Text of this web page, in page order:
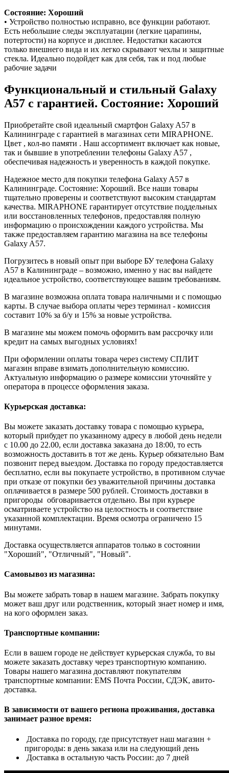
Состояние: Хороший
• Устройство полностью исправно, все функции работают.
Есть небольшие следы эксплуатации (легкие царапины,
потертости) на корпусе и дисплее. Недостатки касаются
только внешнего вида и их легко скрывают чехлы и защитные
стекла. Идеально подойдет как для себя, так и под любые
рабочие задачи
Функциональный и стильный Galaxy
A57 с гарантией. Состояние: Хороший
Приобретайте свой идеальный смартфон Galaxy A57 в
Калининграде с гарантией в магазинах сети MIRAPHONE.
Цвет , кол-во памяти . Наш ассортимент включает как новые,
так и бывшие в употреблении телефоны Galaxy A57 ,
обеспечивая надежность и уверенность в каждой покупке.
Надежное место для покупки телефона Galaxy A57 в
Калининграде. Состояние: Хороший. Все наши товары
тщательно проверены и соответствуют высоким стандартам
качества. MIRAPHONE гарантирует отсутствие поддельных
или восстановленных телефонов, предоставляя полную
информацию о происхождении каждого устройства. Мы
также предоставляем гарантию магазина на все телефоны
Galaxy A57.
Погрузитесь в новый опыт при выборе БУ телефона Galaxy
A57 в Калининграде – возможно, именно у нас вы найдете
идеальное устройство, соответствующее вашим требованиям.
В магазине возможна оплата товара наличными и с помощью
карты. В случае выбора оплаты через терминал - комиссия
составит 10% за б/у и 15% за новые устройства.
В магазине мы можем помочь оформить вам рассрочку или
кредит на самых выгодных условиях!
При оформлении оплаты товара через систему СПЛИТ
магазин вправе взимать дополнительную комиссию.
Актуальную информацию о размере комиссии уточняйте у
оператора в процессе оформления заказа.
Курьерская доставка:
Вы можете заказать доставку товара с помощью курьера,
который прибудет по указанному адресу в любой день недели
с 10.00 до 22.00, если доставка заказана до 18:00, то есть
возможность доставить в тот же день. Курьер обязательно Вам
позвонит перед выездом. Доставка по городу предоставляется
бесплатно, если вы покупаете устройство, в противном случае
при отказе от покупки без уважительной причины доставка
оплачивается в размере 500 рублей. Стоимость доставки в
пригороды обговаривается отдельно. Вы при курьере
осматриваете устройство на целостность и соответствие
указанной комплектации. Время осмотра ограничено 15
минутами.
Доставка осуществляется аппаратов только в состоянии
"Хороший", "Отличный", "Новый".
Самовывоз из магазина:
Вы можете забрать товар в нашем магазине. Забрать покупку
может ваш друг или родственник, который знает номер и имя,
на кого оформлен заказ.
Транспортные компании:
Если в вашем городе не действует курьерская служба, то вы
можете заказать доставку через транспортную компанию.
Товары нашего магазина доставляют покупателям
транспортные компании: EMS Почта России, СДЭК, авито-
доставка.
В зависимости от вашего региона проживания, доставка
занимает разное время:
Доставка по городу, где присутствует наш магазин +
пригороды: в день заказа или на следующий день
Доставка в остальную часть России: до 7 дней